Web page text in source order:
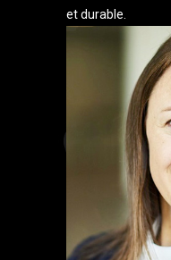
et durable.